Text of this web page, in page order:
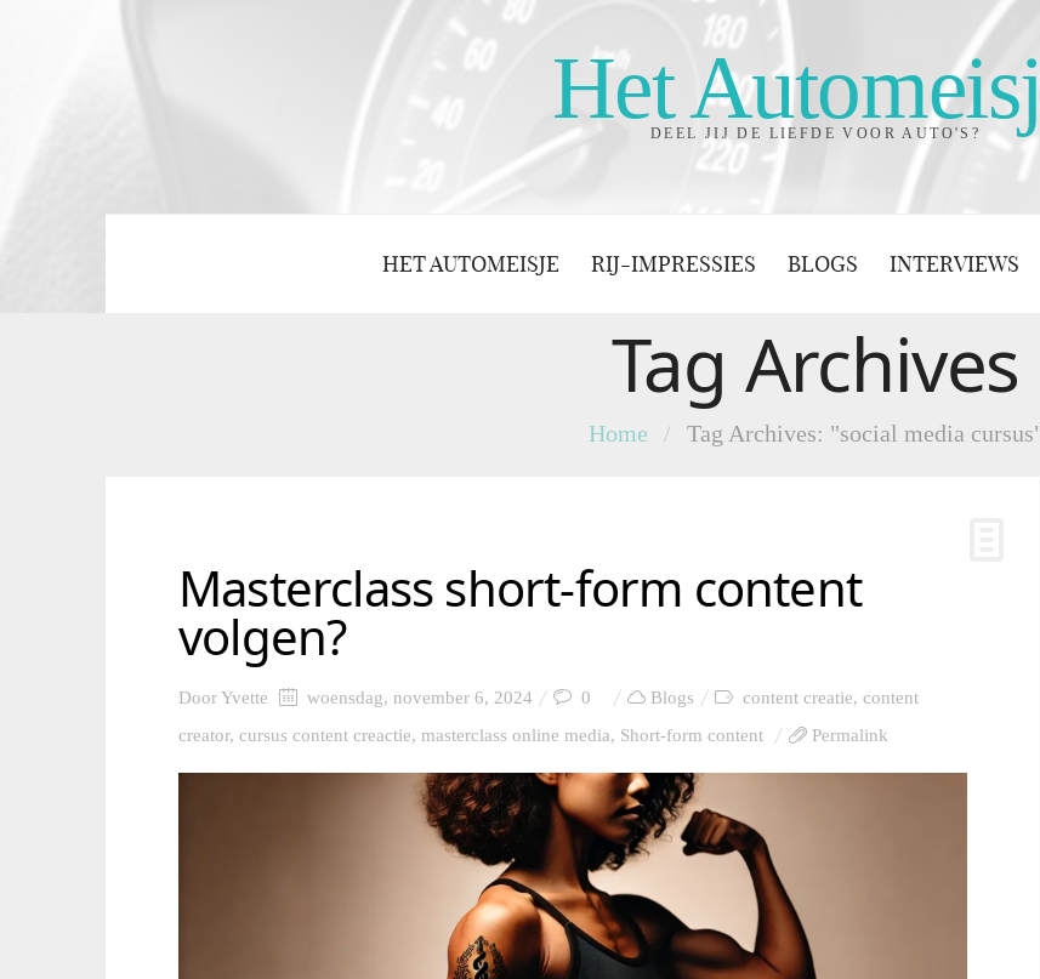
HetDEEL JIJ DE LIEFDE VOOR AUTO'S?
HET AUTOMEISJE RIJ-IMPRESSIES BLOGS INTERVIEWS
Tag Archives
Home / Tag Archives: "social media
Masterclass short-form content
volgen?
DoorYvette woensdag, november 6, 2024 0 Blogs content creatie, content
creator, cursus content creactie, masterclass online media, Short-form content Permalink